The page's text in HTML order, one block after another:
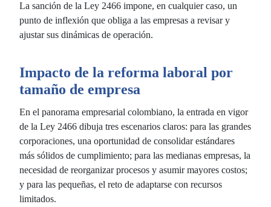
La sanción de la Ley 2466 impone, en cualquier caso, un
punto de inflexión que obliga a las empresas a revisar y
ajustar sus dinámicas de operación.
Impacto de la reforma laboral por
tamaño de empresa
En el panorama empresarial colombiano, la entrada en vigor
de la Ley 2466 dibuja tres escenarios claros: para las grandes
corporaciones, una oportunidad de consolidar estándares
más sólidos de cumplimiento; para las medianas empresas, la
necesidad de reorganizar procesos y asumir mayores costos;
y para las pequeñas, el reto de adaptarse con recursos
limitados.